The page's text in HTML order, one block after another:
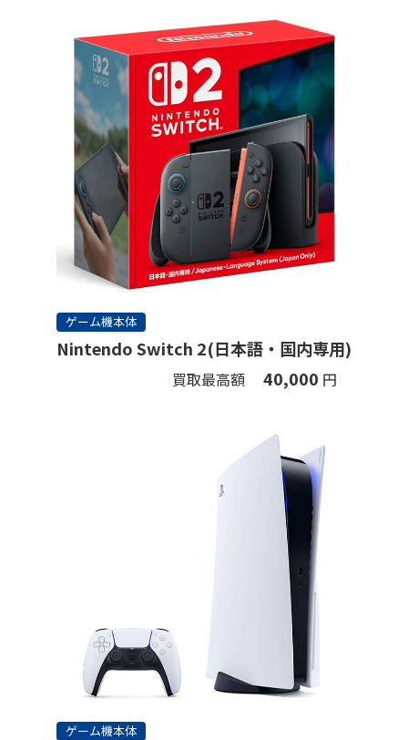
ゲーム機本体
Nintendo Switch 2(日本語・国内専用)
買取最高額 40,000 円
ゲーム機本体